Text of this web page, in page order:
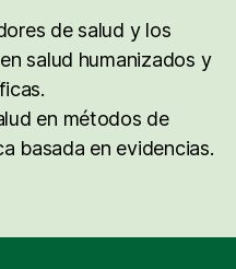
de salud y los
salud humanizados y
en métodos de
basada en evidencias.